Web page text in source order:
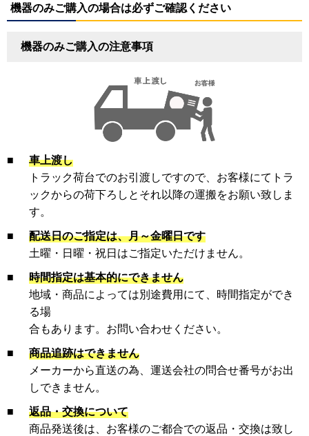
機器のみご購入の場合は必ずご確認ください
機器のみご購入の注意事項
■
車上渡し
トラック荷台でのお引渡しですので、お客様にてトラ
ックからの荷下ろしとそれ以降の運搬をお願い致しま
す。
■
配送日のご指定は、月～金曜日です
土曜・日曜・祝日はご指定いただけません。
■
時間指定は基本的にできません
地域・商品によっては別途費用にて、時間指定ができ
る場
合もあります。お問い合わせください。
■
商品追跡はできません
メーカーから直送の為、運送会社の問合せ番号がお出
しできません。
■
返品・交換について
商品発送後は、お客様のご都合での返品・交換は致し